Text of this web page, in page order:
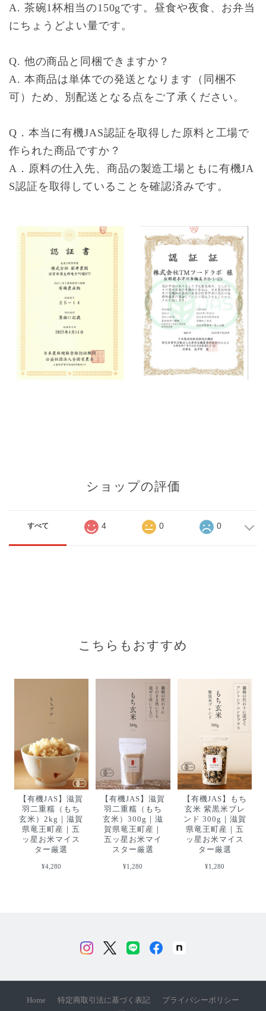
A. 茶碗1杯相当の150gです。昼食や夜食、お弁当
にちょうどよい量です。
Q. 他の商品と同梱できますか？
A. 本商品は単体での発送となります（同梱不
可）ため、別配送となる点をご了承ください。
Q．本当に有機JAS認証を取得した原料と工場で
作られた商品ですか？
A．原料の仕入先、商品の製造工場ともに有機JA
S認証を取得していることを確認済みです。
ショップの評価
すべて 4 0 0
こちらもおすすめ
【有機JAS】滋賀
羽二重糯（もち
玄米）2kg｜滋賀
県竜王町産｜五
ッ星お米マイス
ター厳選
¥4,280
【有機JAS】滋賀
羽二重糯（もち
玄米）300g｜滋
賀県竜王町産｜
五ッ星お米マイ
スター厳選
¥1,280
【有機JAS】もち
玄米 紫黒米ブレ
ンド 300g｜滋賀
県竜王町産｜五
ッ星お米マイス
ター厳選
¥1,280
Home 特定商取引法に基づく表記
プライバシーポリシー